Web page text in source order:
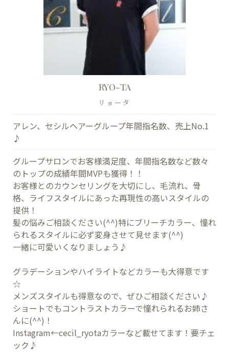
RYO-TA
リョータ
アレン、セシルヘアーグループ年間指名数、売上No.1
♪
グループサロンでお客様満足度、年間指名数など数々
のトップの成績年間MVPも獲得！！
お客様とのカウンセリングを大切にし、毛流れ、骨
格、ライフスタイルにあった再現性の高いスタイルの
提供！
髪の悩みご相談ください(^^)特にブリーチカラー、憧れ
られるスタイルに必ず変身させて見せます(^^)
一緒に可愛いくなりましょう♪
グラデーションやハイライトなどカラーも大得意です
☆
メンズスタイルも得意なので、ぜひご相談ください♪
ショートでもコントラストカラーで憧れられるお姉さ
んに(^^)！
Instagram←cecil_ryotaカラーなど載せてます！要チェ
ック♪